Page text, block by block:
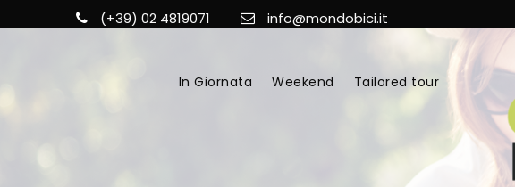
(+39) 02 4819071 info@mondobici.it
In Giornata Weekend Tailored tour